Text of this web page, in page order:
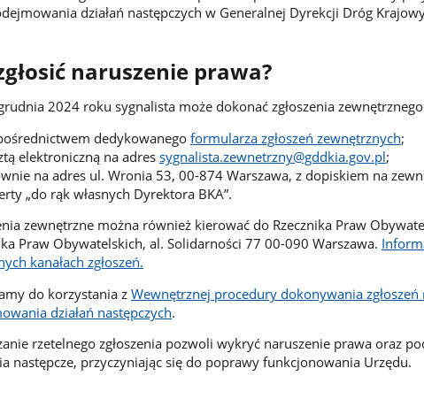
działań następczych w Generalnej Dyrekcji Dróg
naruszenie prawa?
2024 roku sygnalista może dokonać zgłoszenia
dedykowanego formularza zgłoszeń zewnętrznych;
elektroniczną na adres sygnalista.zewnetrzny@gddkia.gov.pl;
na adres ul. Wronia 53, 00-874 Warszawa, z dopiskiem na
„do rąk własnych Dyrektora BKA”.
zewnętrzne można również kierować do Rzecznika Praw
Praw Obywatelskich, al. Solidarności 77 00-090 Warszawa.
kanałach zgłoszeń.
do korzystania z Wewnętrznej procedury dokonywania zgłoszeń
działań następczych.
rzetelnego zgłoszenia pozwoli wykryć naruszenie prawa oraz
następcze, przyczyniając się do poprawy funkcjonowania Urzędu.